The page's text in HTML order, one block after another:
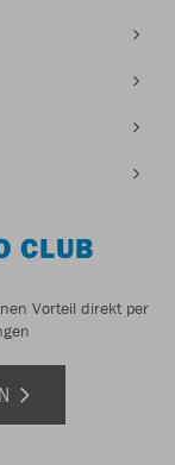
CLUB
Vorteil direkt per